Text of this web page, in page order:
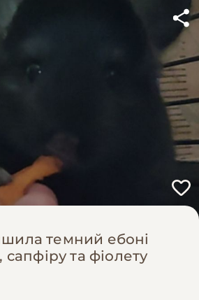
темний ебоні
сапфіру та фіолету